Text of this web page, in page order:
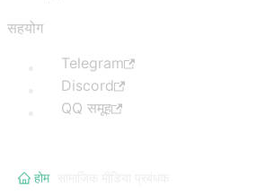
सहयोग
Telegram
Discord
QQ समूह
होम